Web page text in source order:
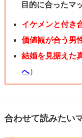
質問者様が「相手の
れるように、告白は
ものです。
それは男性でも同じ
ルは高いと思います
なので、告白がなく
脈あり」と思い、今
目的に合ったマ
イケメンと付き
価値観が合う男
結婚を見据えた
へ）
合わせて読みたい